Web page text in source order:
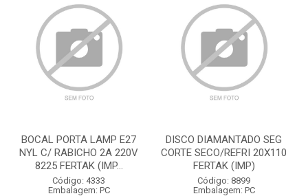
BOCAL PORTA LAMP E27
NYL C/ RABICHO 2A 220V
8225 FERTAK (IMP...
Código: 4333
Embalagem: PC
DISCO DIAMANTADO SEG
CORTE SECO/REFRI 20X110
FERTAK (IMP)
Código: 8899
Embalagem: PC